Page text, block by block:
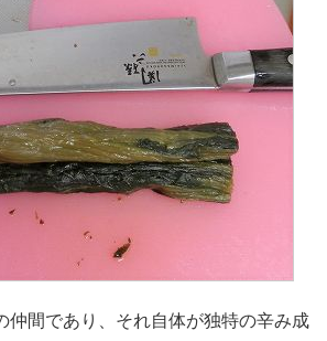
仲間であり、それ自体が独特の辛み成